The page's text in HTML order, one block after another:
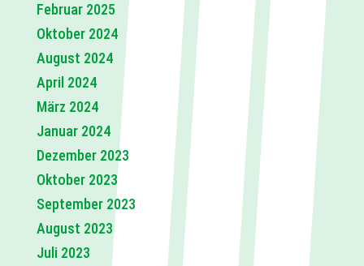
Februar 2025
Oktober 2024
August 2024
April 2024
März 2024
Januar 2024
Dezember 2023
Oktober 2023
September 2023
August 2023
Juli 2023